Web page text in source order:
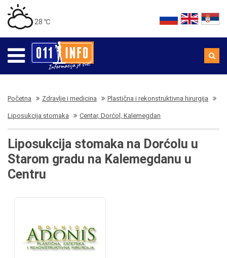
28 ℃
Početna Zdravlje i medicina Plastična i rekonstruktivna hirurgija
Liposukcija stomaka Centar, Dorćol, Kalemegdan
Liposukcija stomaka na Dorćolu u
Starom gradu na Kalemegdanu u
Centru